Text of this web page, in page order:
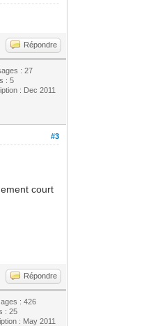
Répondre
: 27
: 5
: Dec 2011
#3
court
Répondre
: 426
: 25
: May 2011